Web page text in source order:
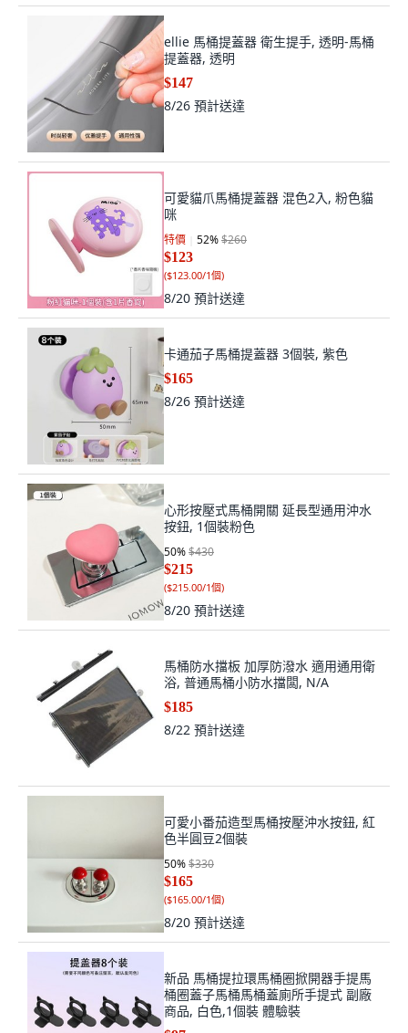
ellie 馬桶提蓋器 衛生提手, 透明-馬桶
提蓋器, 透明
$147
8/26 預計送達
可愛貓爪馬桶提蓋器 混色2入, 粉色貓
咪
特價 52%$260
$123
($123.00/1個)
8/20 預計送達
卡通茄子馬桶提蓋器 3個裝, 紫色
$165
8/26 預計送達
心形按壓式馬桶開關 延長型通用沖水
按鈕, 1個裝粉色
50%$430
$215
($215.00/1個)
8/20 預計送達
馬桶防水擋板 加厚防潑水 適用通用衛
浴, 普通馬桶小防水擋闆, N/A
$185
8/22 預計送達
可愛小番茄造型馬桶按壓沖水按鈕, 紅
色半圓豆2個裝
50%$330
$165
($165.00/1個)
8/20 預計送達
新品 馬桶提拉環馬桶圈掀開器手提馬
桶圈蓋子馬桶馬桶蓋廁所手提式 副廠
商品, 白色,1個裝 體驗裝